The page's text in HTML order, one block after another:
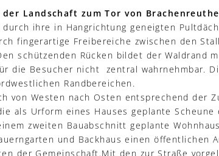
Landschaft zum Tor von Brachenreuthe
ihre in Hangrichtung geneigten
fingerartige Freibereiche zwischen den
schützenden Rücken bildet der Waldrand
die Besucher nicht zentral wahrnehmbar.
Randbereichen.
von Westen nach Osten entsprechend der
als Urform eines Hauses geplante
zweiten Bauabschnitt geplante
und Backhaus einen öffentlichen
der Gemeinschaft.Mit den zur Straße